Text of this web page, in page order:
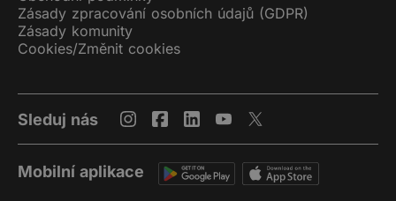
Zásady zpracování osobních údajů (GDPR)
Zásady komunity
Cookies/Změnit cookies
Sleduj nás
Mobilní aplikace